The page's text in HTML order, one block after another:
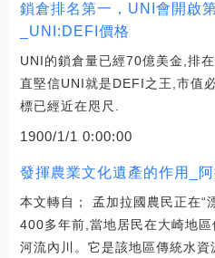
鎖倉排名第一，UNI會開啟
_UNI:DEFI價格
UNI的鎖倉量已經70億美金,排
直堅信UNI就是DEFI之王,市值
標已經近在咫尺.
1900/1/1 0:00:00
發揮農業文化遺產的作用_
本文轉自； 孟加拉國農民正在“
400多年前,當地居民在大崎地
河流內川。它是該地區傳統水資